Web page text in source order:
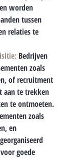
worden
tussen
relaties te
Bedrijven
zoals
of recruitment
aan te trekken
te ontmoeten.
zoals
en
goede